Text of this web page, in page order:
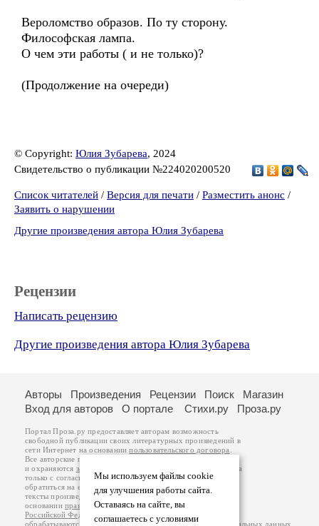
Вероломство образов. По ту сторону.
Философская лампа.
О чем эти работы ( и не только)?
(Продолжение на очереди)
© Copyright: Юлия Зубарева, 2024
Свидетельство о публикации №224020200520
Список читателей / Версия для печати / Разместить анонс /
Заявить о нарушении
Другие произведения автора Юлия Зубарева
Рецензии
Написать рецензию
Другие произведения автора Юлия Зубарева
Мы используем файлы cookie
для улучшения работы сайта.
Оставаясь на сайте, вы
соглашаетесь с условиями
Авторы Произведения Рецензии Поиск
Магазин
Вход для авторов
О портале Стихи.ру Проза.ру
Портал Проза.ру предоставляет авторам возможность
свободной публикации своих литературных произведений в
сети Интернет на основаниипользовательского договора
Все авторские права на произведения принадлежат авторам
и охраняются законом
. Перепечатка произведений возможна
только с согласия его автора, к которому вы можете
обратиться на его авторской странице. Ответственность за
тексты произведений авторы несут самостоятельно на
основанииправил публикацииизаконодательства
Российской Федерации
обрабатываются на основанииПолитики обработки персональных данных